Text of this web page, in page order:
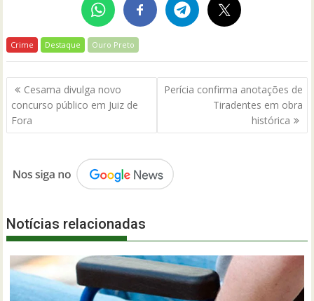
Crime Destaque Ouro Preto
Navegação
de
Post
Cesama divulga novo
concurso público em Juiz de
Fora
Perícia confirma anotações de
Tiradentes em obra
histórica
Notícias relacionadas